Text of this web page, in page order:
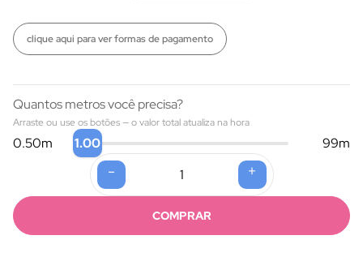
clique aqui para ver formas de pagamento
Formas de pagamento
Quantos metros você precisa?
Arraste ou use os botões — o valor total atualiza na hora
0.50m 1.00 99m
- +
COMPRAR